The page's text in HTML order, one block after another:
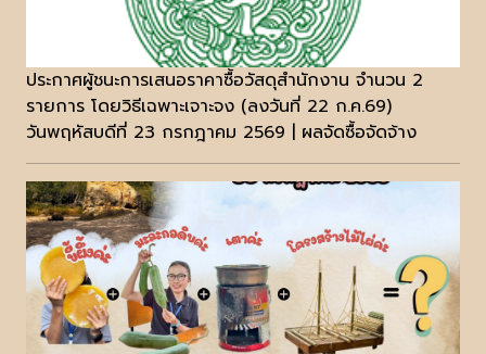
ประกาศผู้ชนะการเสนอราคาซื้อวัสดุสำนักงาน จำนวน 2
รายการ โดยวิธีเฉพาะเจาะจง (ลงวันที่ 22 ก.ค.69)
วันพฤหัสบดีที่ 23 กรกฎาคม 2569 | ผลจัดซื้อจัดจ้าง